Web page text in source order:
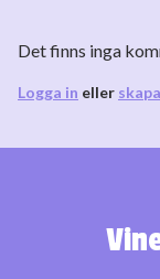
Det finns inga
Logga in eller